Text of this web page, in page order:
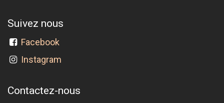
Suivez nous
Facebook
Instagram
Contactez-nous